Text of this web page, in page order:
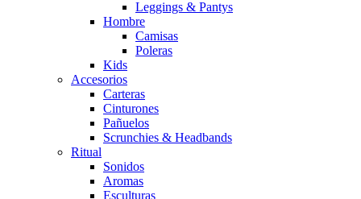
Leggings & Pantys
Hombre
Camisas
Poleras
Kids
Accesorios
Carteras
Cinturones
Pañuelos
Scrunchies & Headbands
Ritual
Sonidos
Aromas
Esculturas